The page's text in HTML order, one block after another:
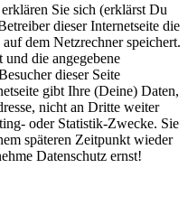
Sie sich (erklärst Du
dieser Internetseite die
dem Netzrechner speichert.
die angegebene
dieser Seite
gibt Ihre (Deine) Daten,
nicht an Dritte weiter
oder Statistik-Zwecke. Sie
späteren Zeitpunkt wieder
Datenschutz ernst!